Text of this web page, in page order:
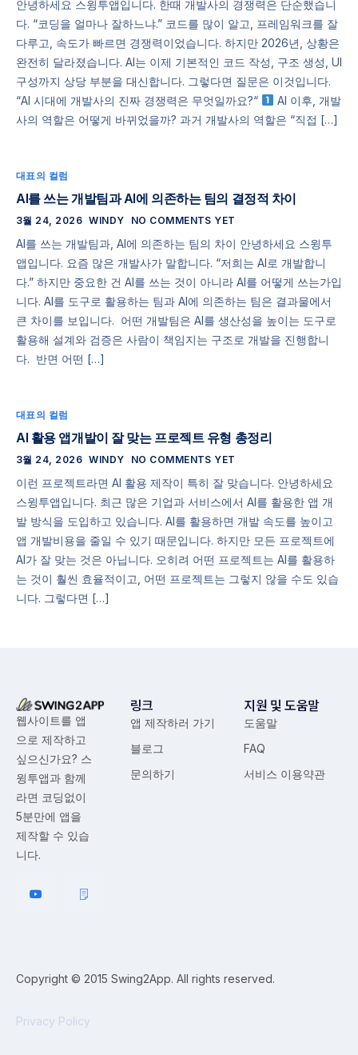
안녕하세요 스윙투앱입니다. 한때 개발사의 경쟁력은 단순했습니
다. “코딩을 얼마나 잘하느냐.” 코드를 많이 알고, 프레임워크를 잘
다루고, 속도가 빠르면 경쟁력이었습니다. 하지만 2026년, 상황은
완전히 달라졌습니다. AI는 이제 기본적인 코드 작성, 구조 생성, UI
구성까지 상당 부분을 대신합니다. 그렇다면 질문은 이것입니다.
“AI 시대에 개발사의 진짜 경쟁력은 무엇일까요?“
AI 이후, 개발
사의 역할은 어떻게 바뀌었을까? 과거 개발사의 역할은 “직접 […]
대표의 컬럼
AI를 쓰는 개발팀과 AI에 의존하는 팀의 결정적 차이
3월 24, 2026 WINDY NO COMMENTS YET
AI를 쓰는 개발팀과, AI에 의존하는 팀의 차이 안녕하세요 스윙투
앱입니다. 요즘 많은 개발사가 말합니다. “저희는 AI로 개발합니
다.” 하지만 중요한 건 AI를 쓰는 것이 아니라 AI를 어떻게 쓰는가입
니다. AI를 도구로 활용하는 팀과 AI에 의존하는 팀은 결과물에서
큰 차이를 보입니다. ​ 어떤 개발팀은 AI를 생산성을 높이는 도구로
활용해 설계와 검증은 사람이 책임지는 구조로 개발을 진행합니
다. ​ 반면 어떤 […]
대표의 컬럼
AI 활용 앱개발이 잘 맞는 프로젝트 유형 총정리
3월 24, 2026 WINDY NO COMMENTS YET
이런 프로젝트라면 AI 활용 제작이 특히 잘 맞습니다. 안녕하세요
스윙투앱입니다. 최근 많은 기업과 서비스에서 AI를 활용한 앱 개
발 방식을 도입하고 있습니다. AI를 활용하면 개발 속도를 높이고
앱 개발비용을 줄일 수 있기 때문입니다. 하지만 모든 프로젝트에
AI가 잘 맞는 것은 아닙니다. 오히려 어떤 프로젝트는 AI를 활용하
는 것이 훨씬 효율적이고, 어떤 프로젝트는 그렇지 않을 수도 있습
니다. 그렇다면 […]
웹사이트를 앱
으로 제작하고
싶으신가요? 스
윙투앱과 함께
라면 코딩없이
5분만에 앱을
제작할 수 있습
니다.
링크
앱 제작하러 가기
블로그
문의하기
지원 및 도움말
도움말
FAQ
서비스 이용약관
Copyright © 2015 Swing2App. All rights reserved.
Privacy Policy